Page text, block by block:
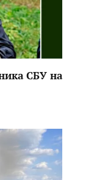
СБУ на